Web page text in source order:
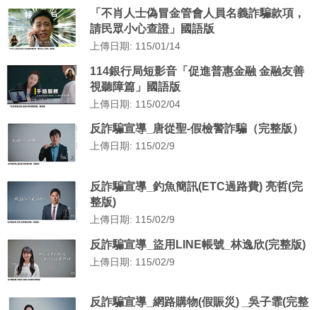
「不肖人士偽冒金管會人員名義詐騙款項，
請民眾小心查證」國語版
上傳日期: 115/01/14
114銀行局短影音「促進普惠金融 金融友善
視聽障篇」國語版
上傳日期: 115/02/04
反詐騙宣導_唐從聖-假檢警詐騙（完整版）
上傳日期: 115/02/9
反詐騙宣導_釣魚簡訊(ETC過路費) 亮哲(完
整版)
上傳日期: 115/02/9
反詐騙宣導_盜用LINE帳號_林逸欣(完整版)
上傳日期: 115/02/9
反詐騙宣導_網路購物(假賑災) _吳子霏(完整